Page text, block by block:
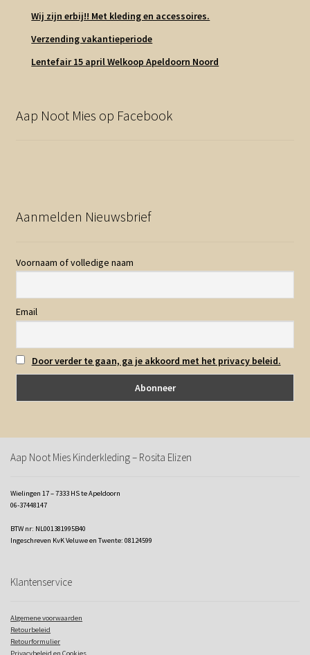
Wij zijn erbij!! Met kleding en accessoires.
Verzending vakantieperiode
Lentefair 15 april Welkoop Apeldoorn Noord
Aap Noot Mies op Facebook
Aanmelden Nieuwsbrief
Voornaam of volledige naam
Email
Door verder te gaan, ga je akkoord met het privacy beleid.
Aap Noot Mies Kinderkleding – Rosita Elizen
Wielingen 17 – 7333 HS te Apeldoorn
06-37448147
BTW nr: NL001381995B40
Ingeschreven KvK Veluwe en Twente: 08124599
Klantenservice
Algemene voorwaarden
Retourbeleid
Retourformulier